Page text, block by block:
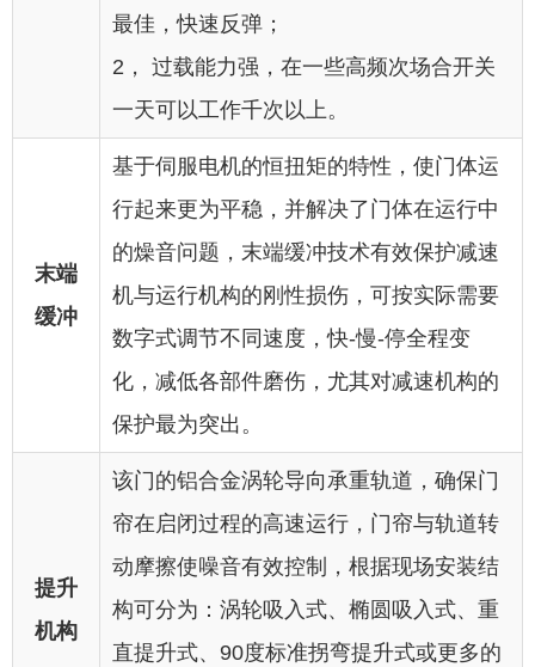
最佳，快速反弹；
2， 过载能力强，在一些高频次场合开关
一天可以工作千次以上。
末端
缓冲
基于伺服电机的恒扭矩的特性，使门体运
行起来更为平稳，并解决了门体在运行中
的燥音问题，末端缓冲技术有效保护减速
机与运行机构的刚性损伤，可按实际需要
数字式调节不同速度，快-慢-停全程变
化，减低各部件磨伤，尤其对减速机构的
保护最为突出。
提升
机构
该门的铝合金涡轮导向承重轨道，确保门
帘在启闭过程的高速运行，门帘与轨道转
动摩擦使噪音有效控制，根据现场安装结
构可分为：涡轮吸入式、椭圆吸入式、重
直提升式、90度标准拐弯提升式或更多的
可以介绍下你们的产品么